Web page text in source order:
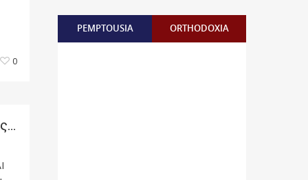
0
PEMPTOUSIA ORTHODOXIA